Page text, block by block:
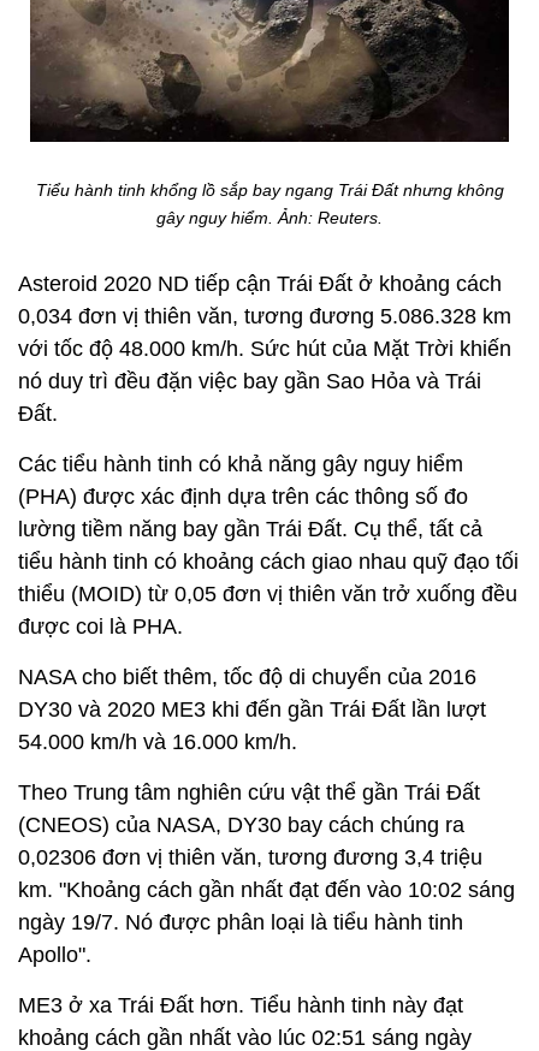
Tiểu hành tinh khổng lồ sắp bay ngang Trái Đất nhưng không
gây nguy hiểm. Ảnh: Reuters.
Asteroid 2020 ND tiếp cận Trái Đất ở khoảng cách
0,034 đơn vị thiên văn, tương đương 5.086.328 km
với tốc độ 48.000 km/h. Sức hút của Mặt Trời khiến
nó duy trì đều đặn việc bay gần Sao Hỏa và Trái
Đất.
Các tiểu hành tinh có khả năng gây nguy hiểm
(PHA) được xác định dựa trên các thông số đo
lường tiềm năng bay gần Trái Đất. Cụ thể, tất cả
tiểu hành tinh có khoảng cách giao nhau quỹ đạo tối
thiểu (MOID) từ 0,05 đơn vị thiên văn trở xuống đều
được coi là PHA.
NASA cho biết thêm, tốc độ di chuyển của 2016
DY30 và 2020 ME3 khi đến gần Trái Đất lần lượt
54.000 km/h và 16.000 km/h.
Theo Trung tâm nghiên cứu vật thể gần Trái Đất
(CNEOS) của NASA, DY30 bay cách chúng ra
0,02306 đơn vị thiên văn, tương đương 3,4 triệu
km. "Khoảng cách gần nhất đạt đến vào 10:02 sáng
ngày 19/7. Nó được phân loại là tiểu hành tinh
Apollo".
ME3 ở xa Trái Đất hơn. Tiểu hành tinh này đạt
khoảng cách gần nhất vào lúc 02:51 sáng ngày